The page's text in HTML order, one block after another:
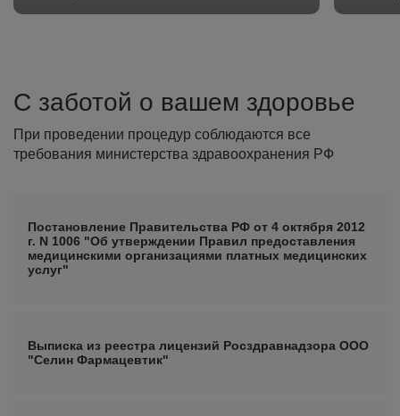
С заботой о вашем здоровье
При проведении процедур соблюдаются все
требования министерства здравоохранения РФ
Постановление Правительства РФ от 4 октября 2012
г. N 1006 "Об утверждении Правил предоставления
медицинскими организациями платных медицинских
услуг"
Выписка из реестра лицензий Росздравнадзора ООО
"Селин Фармацевтик"